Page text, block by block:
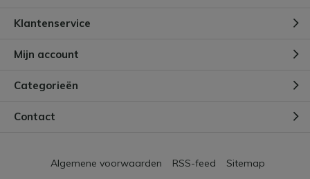
Klantenservice
Mijn account
Categorieën
Contact
Algemene voorwaarden RSS-feed Sitemap